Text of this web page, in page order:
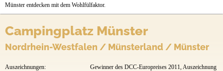
Preise & Prospekte
Anfahrt
News
Münster entdecken mit dem Wohlfülfaktor.
Campingplatz Münster
Nordrhein-Westfalen / Münsterland / Münster
Auszeichnungen:
Gewinner des DCC-Europreises 2011, Auszeichnung